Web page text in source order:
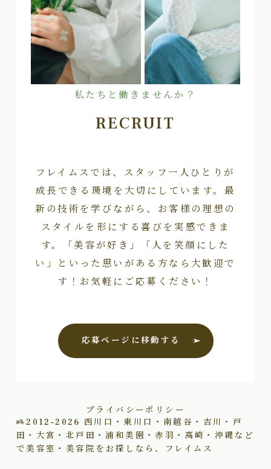
私たちと働きませんか？
RECRUIT
フレイムスでは、スタッフ一人ひとりが
成長できる環境を大切にしています。最
新の技術を学びながら、お客様の理想の
スタイルを形にする喜びを実感できま
す。「美容が好き」「人を笑顔にした
い」といった思いがある方なら大歓迎で
す！お気軽にご応募ください！
応募ページに移動する
プライバシーポリシー
2012–2026 西川口・東川口・南越谷・吉川・戸
田・大宮・北戸田・浦和美園・赤羽・高崎・沖縄など
で美容室・美容院をお探しなら、フレイムス